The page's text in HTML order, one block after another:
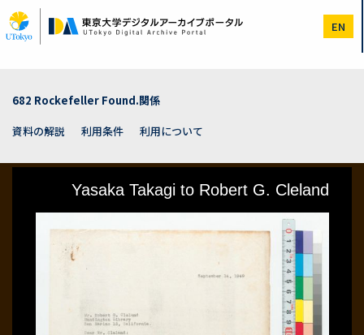
イ
ン
EN
682 Rockefeller Found.関係
資料の解説
利用条件 利用について